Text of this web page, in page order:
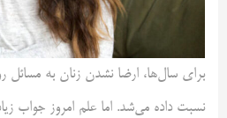
برای سال‌ها، ارضا نشدن زنان به مسائل
نسبت داده می‌شد. اما علم امروز جواب